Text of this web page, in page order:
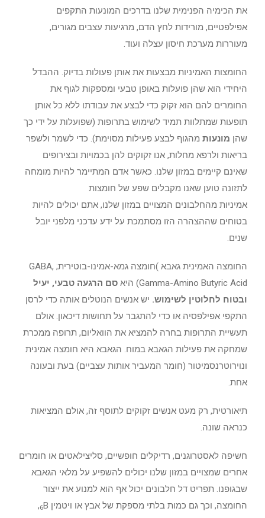
את הכימיה הפנימית שלנו בדרכים המונעות התקפים
אפילפטיים, מורידות לחץ הדם, מרגיעות עצבים מגורים,
מעוררות מערכת חיסון עצלה ועוד.
החומצות האמיניות מבצעות את אותן פעולות בדיוק. ההבדל
היחידי הוא שהן פועלות באופן טבעי ומספקות לגוף את
החומרים להם הוא זקוק כדי לבצע את עבודתו ללא כל אותן
תופעות שמתלוות תמיד לשימוש בתרופות (שפועלות על ידי כך
שהן מונעות מהגוף לבצע פעילות מסוימת). כדי לשמר ולשפר
בריאות ולרפא מחלות, אנו זקוקים להן בכמויות ובצירופים
שאינם קיימים במזון שלנו. כאשר אדם המתיימר להיות מומחה
לתזונה טוען שאנו מקבלים שפע של חומצות
אמיניות מהחלבונים המצויים במזון שלנו, אתם יכולים להיות
בטוחים שההצהרה הזו מסתמכת על ידע עדכני מלפני יובל
שנים.
החומצה האמינית גאבא )חומצה גמא-אמינו-בוטירית; GABA,
Gamma-Amino Butyric Acid) היא סם הרגעה טבעי, יעיל
ובטוח לחלוטין לשימוש. יש אנשים הנוטלים אותה כדי לרסן
התקפי אפילפסיה או כדי להתגבר על תחושות דיכאון. אולם
תעשיית התרופות בחרה להמציא את הוואליום, תרופה ממכרת
שמחקה את פעילות הגאבא במוח. הגאבא היא חומצה אמינית
ונוירוטרנסמיטור (חומר המעביר אותות עצביים) בעת ובעונה
אחת.
תיאורטית, רק מעט אנשים זקוקים לתוסף זה, אולם המציאות
כנראה שונה.
חשיפה לאסטרוגנים, רדיקלים חופשיים, סליצילאטים או חומרים
אחרים שמצויים במזון שלנו יכולים להשפיע על מלאי הגאבא
שבגופנו. תפריט דל חלבונים יכול אף הוא למנוע את ייצור
החומצה, וכך גם כמות בלתי מספקת של אבץ או ויטמין
6B
,